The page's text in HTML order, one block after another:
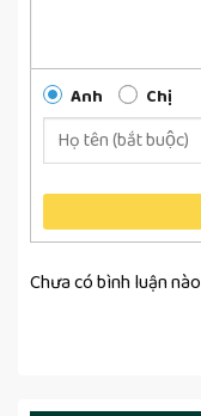
Anh Chị
Chưa có bình luận nào